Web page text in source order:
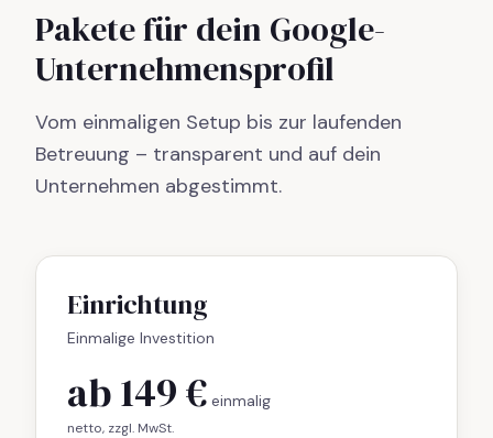
Pakete für dein Google-
Unternehmensprofil
Vom einmaligen Setup bis zur laufenden
Betreuung – transparent und auf dein
Unternehmen abgestimmt.
Einrichtung
Einmalige Investition
ab 149 € einmalig
netto, zzgl. MwSt.